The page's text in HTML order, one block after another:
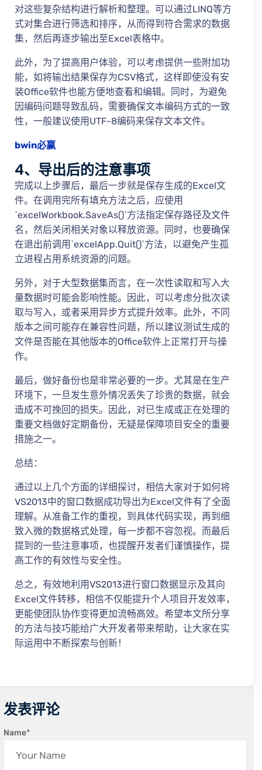
对这些复杂结构进行解析和整理。可以通过LINQ等方
式对集合进行筛选和排序，从而得到符合需求的数据
集，然后再逐步输出至Excel表格中。
此外，为了提高用户体验，可以考虑提供一些附加功
能，如将输出结果保存为CSV格式，这样即使没有安
装Office软件也能方便地查看和编辑。同时，为避免
因编码问题导致乱码，需要确保文本编码方式的一致
性，一般建议使用UTF-8编码来保存文本文件。
bwin必赢
4、导出后的注意事项
完成以上步骤后，最后一步就是保存生成的Excel文
件。在调用完所有填充方法之后，应使用
`excelWorkbook.SaveAs()`方法指定保存路径及文件
名，然后关闭相关对象以释放资源。同时，也要确保
在退出前调用`excelApp.Quit()`方法，以避免产生孤
立进程占用系统资源的问题。
另外，对于大型数据集而言，在一次性读取和写入大
量数据时可能会影响性能。因此，可以考虑分批次读
取与写入，或者采用异步方式提升效率。此外，不同
版本之间可能存在兼容性问题，所以建议测试生成的
文件是否能在其他版本的Office软件上正常打开与操
作。
最后，做好备份也是非常必要的一步。尤其是在生产
环境下，一旦发生意外情况丢失了珍贵的数据，就会
造成不可挽回的损失。因此，对已生成或正在处理的
重要文档做好定期备份，无疑是保障项目安全的重要
措施之一。
总结：
通过以上几个方面的详细探讨，相信大家对于如何将
VS2013中的窗口数据成功导出为Excel文件有了全面
理解。从准备工作的重视，到具体代码实现，再到细
致入微的数据格式处理，每一步都不容忽视。而最后
提到的一些注意事项，也提醒开发者们谨慎操作，提
高工作的有效性与安全性。
总之，有效地利用VS2013进行窗口数据显示及其向
Excel文件转移，相信不仅能提升个人项目开发效率，
更能使团队协作变得更加流畅高效。希望本文所分享
的方法与技巧能给广大开发者带来帮助，让大家在实
际运用中不断探索与创新！
发表评论
Name*